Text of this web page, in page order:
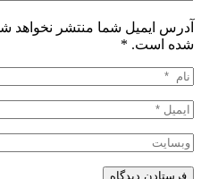
آدرس ایمیل شما منتشر
شده است. *